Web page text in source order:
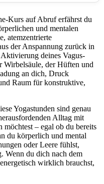
Kurs auf Abruf erfährst du
und mentalen
atemzentrierte
der Anspannung zurück in
deines Vagus-
der Hüften und
an dich, Druck
Raum für konstruktive,
Yogastunden sind genau
Alltag mit
möchtest – egal ob du bereits
du körperlich und mental
oder Leere fühlst,
Wenn du dich nach dem
wirklich brauchst,